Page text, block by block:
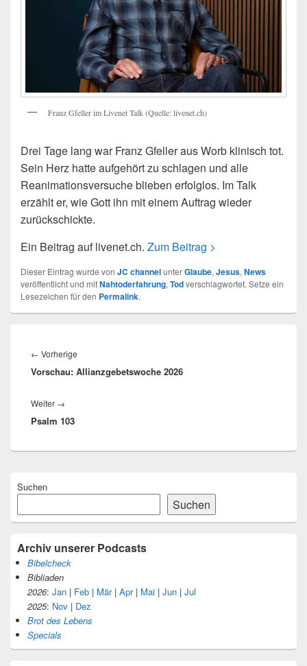
Franz Gfeller im Livenet Talk (Quelle: livenet.ch)
Drei Tage lang war Franz Gfeller aus Worb klinisch tot.
Sein Herz hatte aufgehört zu schlagen und alle
Reanimationsversuche blieben erfolglos. Im Talk
erzählt er, wie Gott ihn mit einem Auftrag wieder
zurückschickte.
Ein Beitrag auf livenet.ch. Zum Beitrag >
Dieser Eintrag wurde von JC channelunterGlaube, Jesus, News
veröffentlicht und mitNahtoderfahrung, Todverschlagwortet. Setze ein
Lesezeichen für den Permalink.
← Vorherige
Beitrag:
Vorschau: Allianzgebetswoche 2026
Weiter →
Beitrag:
Psalm 103
Seitenleisten-
Suchen
Suchen
Archiv unserer Podcasts
Bibelcheck
Bibliaden
2026: Jan | Feb | Mär| Apr| Mai | Jun | Jul
2025: Nov | Dez
Brot des Lebens
Specials